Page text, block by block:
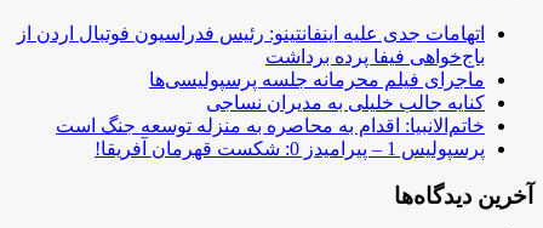
اتهامات جدی علیه اینفانتینو: رئیس فدراسیون فوتبال اردن از
باج‌خواهی فیفا پرده برداشت
ماجرای فیلم محرمانه جلسه پرسپولیسی‌ها
کنایه جالب خلیلی به مدیران نساجی
خاتم‌الانبیا: اقدام به محاصره به منزله توسعه جنگ است
پرسپولیس 1 – پیرامیدز 0: شکست قهرمان آفریقا!
آخرین دیدگاه‌ها